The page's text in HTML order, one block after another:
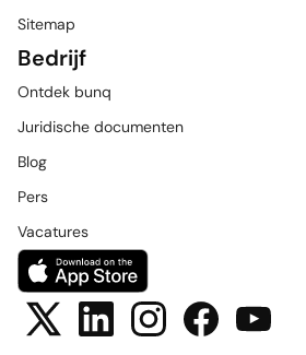
Sitemap
Bedrijf
Ontdek bunq
Juridische documenten
Blog
Pers
Vacatures